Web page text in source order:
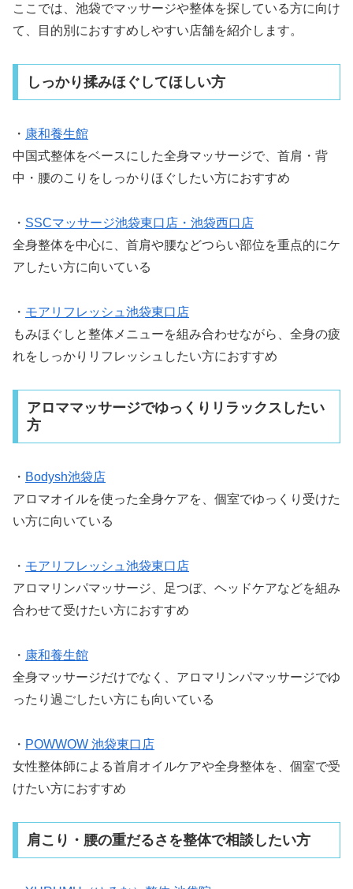
ここでは、池袋でマッサージや整体を探している方に向け
て、目的別におすすめしやすい店舗を紹介します。
しっかり揉みほぐしてほしい方
・ 康和養生館
中国式整体をベースにした全身マッサージで、首肩・背
中・腰のこりをしっかりほぐしたい方におすすめ
・ SSCマッサージ池袋東口店・池袋西口店
全身整体を中心に、首肩や腰などつらい部位を重点的にケ
アしたい方に向いている
・ モアリフレッシュ池袋東口店
もみほぐしと整体メニューを組み合わせながら、全身の疲
れをしっかりリフレッシュしたい方におすすめ
アロママッサージでゆっくりリラックスしたい
方
・ Bodysh池袋店
アロマオイルを使った全身ケアを、個室でゆっくり受けた
い方に向いている
・ モアリフレッシュ池袋東口店
アロマリンパマッサージ、足つぼ、ヘッドケアなどを組み
合わせて受けたい方におすすめ
・ 康和養生館
全身マッサージだけでなく、アロマリンパマッサージでゆ
ったり過ごしたい方にも向いている
・ POWWOW 池袋東口店
女性整体師による首肩オイルケアや全身整体を、個室で受
けたい方におすすめ
肩こり・腰の重だるさを整体で相談したい方